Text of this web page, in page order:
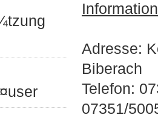
Adresse:
Biberach
Telefon:
07351/